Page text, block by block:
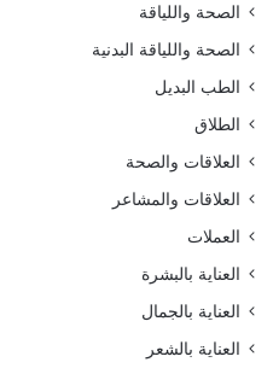
الصحة واللياقة
الصحة واللياقة البدنية
الطب البديل
الطلاق
العلاقات والصحة
العلاقات والمشاعر
العملات
العناية بالبشرة
العناية بالجمال
العناية بالشعر